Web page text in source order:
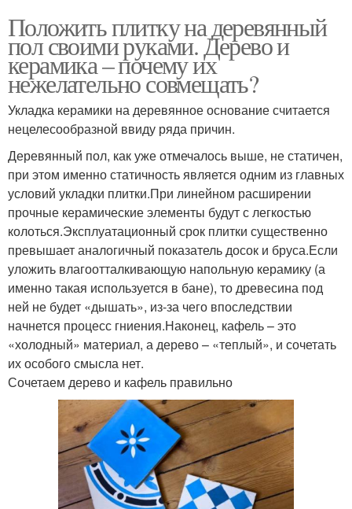
Положить плитку на деревянный
пол своими руками. Дерево и
керамика – почему их
нежелательно совмещать?
Укладка керамики на деревянное основание считается
нецелесообразной ввиду ряда причин.
Деревянный пол, как уже отмечалось выше, не статичен,
при этом именно статичность является одним из главных
условий укладки плитки.При линейном расширении
прочные керамические элементы будут с легкостью
колоться.Эксплуатационный срок плитки существенно
превышает аналогичный показатель досок и бруса.Если
уложить влагоотталкивающую напольную керамику (а
именно такая используется в бане), то древесина под
ней не будет «дышать», из-за чего впоследствии
начнется процесс гниения.Наконец, кафель – это
«холодный» материал, а дерево – «теплый», и сочетать
их особого смысла нет.
Сочетаем дерево и кафель правильно